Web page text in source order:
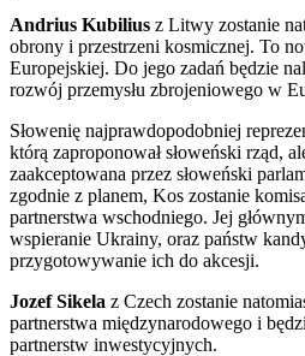
Andrius Kubilius z Litwy zostanie
obrony i przestrzeni kosmicznej. To
Europejskiej. Do jego zadań będzie
rozwój przemysłu zbrojeniowego w
Słowenię najprawdopodobniej
którą zaproponował słoweński rząd,
zaakceptowana przez słoweński
zgodnie z planem, Kos zostanie
partnerstwa wschodniego. Jej
wspieranie Ukrainy, oraz państw
przygotowywanie ich do akcesji.
Jozef Sikela z Czech zostanie
partnerstwa międzynarodowego i
partnerstw inwestycyjnych.